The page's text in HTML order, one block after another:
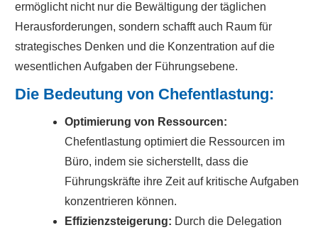
ermöglicht nicht nur die Bewältigung der täglichen
Herausforderungen, sondern schafft auch Raum für
strategisches Denken und die Konzentration auf die
wesentlichen Aufgaben der Führungsebene.
Die Bedeutung von Chefentlastung:
Optimierung von Ressourcen:
Chefentlastung optimiert die Ressourcen im
Büro, indem sie sicherstellt, dass die
Führungskräfte ihre Zeit auf kritische Aufgaben
konzentrieren können.
Effizienzsteigerung: Durch die Delegation